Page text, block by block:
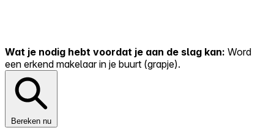
Wat je nodig hebt voordat je aan de slag kan: Word
een erkend makelaar in je buurt (grapje).
Bereken nu